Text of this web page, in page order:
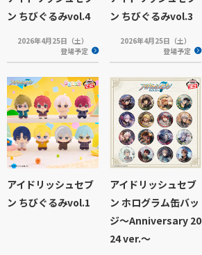
ン ちびぐるみvol.4
2026年4月25日（土）
登場予定
ン ちびぐるみvol.3
2026年4月25日（土）
登場予定
アイドリッシュセブ
ン ちびぐるみvol.1
アイドリッシュセブ
ン ホログラム缶バッ
ジ～Anniversary 20
24 ver.～